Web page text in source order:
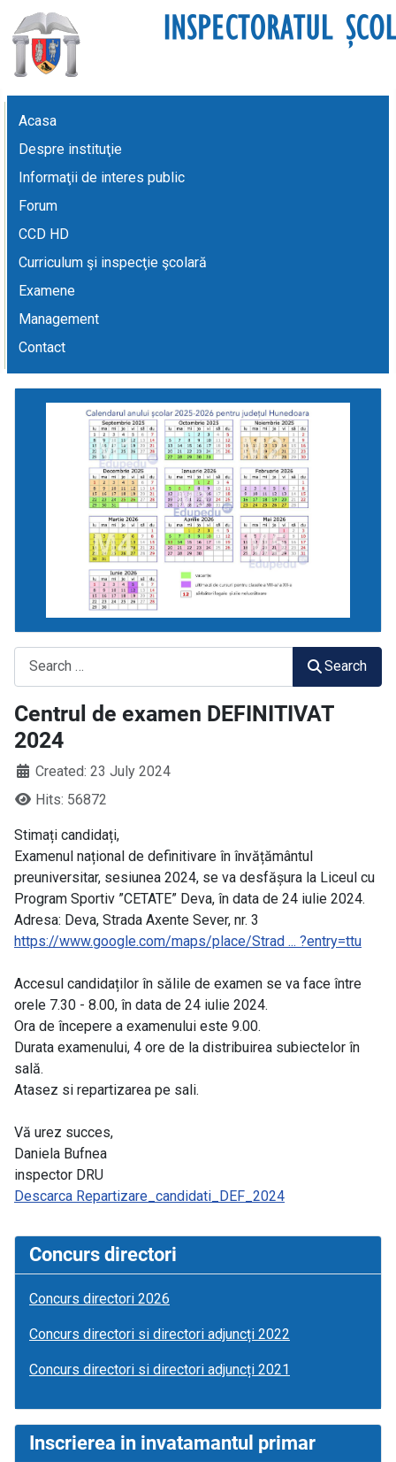
Acasa
Despre instituţie
Informaţii de interes public
Forum
CCD HD
Curriculum şi inspecţie şcolară
Examene
Management
Contact
Search
Centrul de examen DEFINITIVAT
2024
Created: 23 July 2024
Hits: 56872
Stimați candidați,
Examenul național de definitivare în învățământul
preuniversitar, sesiunea 2024, se va desfășura la Liceul cu
Program Sportiv ”CETATE” Deva, în data de 24 iulie 2024.
Adresa: Deva, Strada Axente Sever, nr. 3
https://www.google.com/maps/place/Strad ... ?entry=ttu
Accesul candidaților în sălile de examen se va face între
orele 7.30 - 8.00, în data de 24 iulie 2024.
Ora de începere a examenului este 9.00.
Durata examenului, 4 ore de la distribuirea subiectelor în
sală.
Atasez si repartizarea pe sali.
Vă urez succes,
Daniela Bufnea
inspector DRU
Descarca Repartizare_candidati_DEF_2024
Concurs directori
Concurs directori 2026
Concurs directori si directori adjuncți 2022
Concurs directori si directori adjuncți 2021
Inscrierea in invatamantul primar